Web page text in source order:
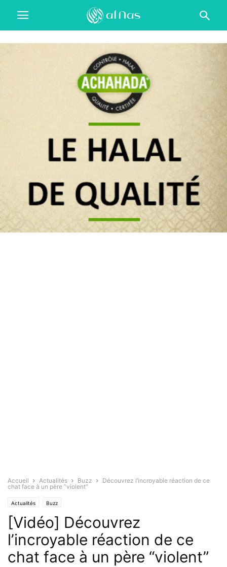
Accueil Actualités Buzz
Découvrez l’incroyable réaction de ce
chat face à un père “violent”
Actualités Buzz
[Vidéo] Découvrez
l’incroyable réaction de ce
chat face à un père “violent”